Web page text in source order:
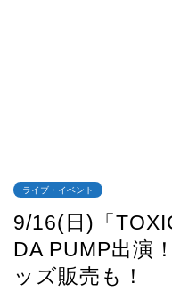
ライブ・イベント
9/16(日)「
DA PUMP出演
ッズ販売も！